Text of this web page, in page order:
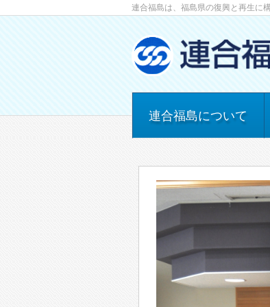
連合福島は、福島県の復興と再生に
連合福島について